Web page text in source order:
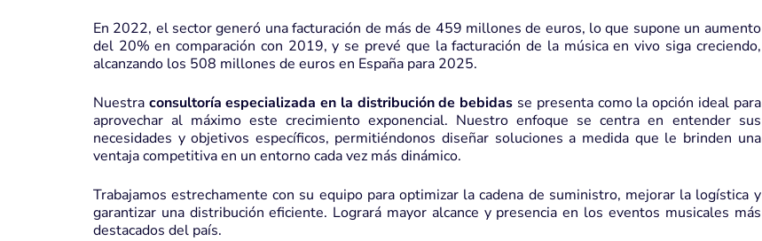
En 2022, el sector generó una facturación de más de 459 millones de euros, lo que supone un aumento
del 20% en comparación con 2019, y se prevé que la facturación de la música en vivo siga creciendo,
alcanzando los 508 millones de euros en España para 2025.
Nuestra consultoría especializada en la distribución de bebidas se presenta como la opción ideal para
aprovechar al máximo este crecimiento exponencial. Nuestro enfoque se centra en entender sus
necesidades y objetivos específicos, permitiéndonos diseñar soluciones a medida que le brinden una
ventaja competitiva en un entorno cada vez más dinámico.
Trabajamos estrechamente con su equipo para optimizar la cadena de suministro, mejorar la logística y
garantizar una distribución eficiente. Logrará mayor alcance y presencia en los eventos musicales más
destacados del país.